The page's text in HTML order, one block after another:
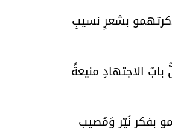
بشعرِ نسيبِ
الاجتهادِ منيعةً
بفكرٍ نَيّرٍ وَمُصيبِ